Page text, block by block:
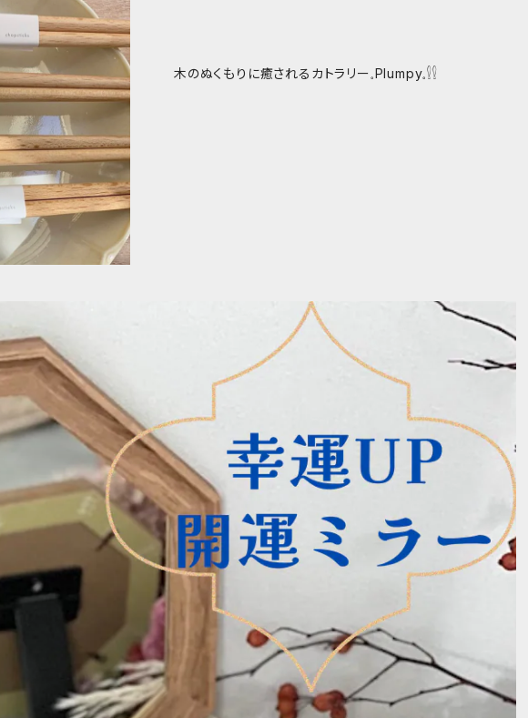
木のぬくもりに癒されるカトラリー𓈒Plumpy𓈒𓍛𓍛